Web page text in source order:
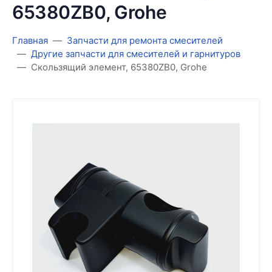
65380ZB0, Grohe
Главная
Запчасти для ремонта смесителей
Другие запчасти для смесителей и гарнитуров
Скользящий элемент, 65380ZB0, Grohe